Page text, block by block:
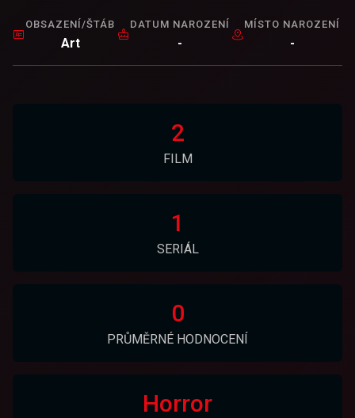
OBSAZENÍ/ŠTÁB
Art
DATUM NAROZENÍ
-
MÍSTO NAROZENÍ
-
2
FILM
1
SERIÁL
0
PRŮMĚRNÉ HODNOCENÍ
Horror